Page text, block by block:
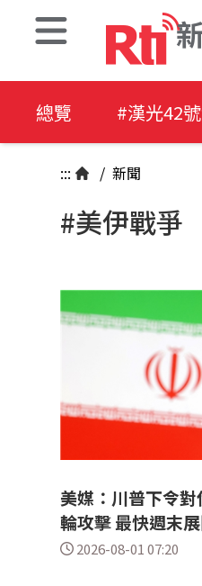
總覽 #漢光42
::: / 新聞
#美伊戰爭
美媒：川普下令
輪攻擊 最快週末
2026-08-01 07:20